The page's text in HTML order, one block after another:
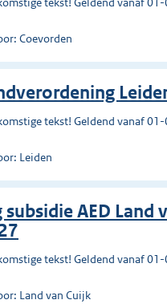
Coevorden
tekst! Geldend vanaf
Leiden
subsidie AED Land
tekst! Geldend vanaf
Land van Cuijk